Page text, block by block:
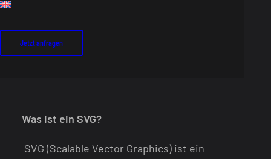
Jetzt anfragen
Was ist ein SVG?
SVG (Scalable Vector Graphics) ist ein